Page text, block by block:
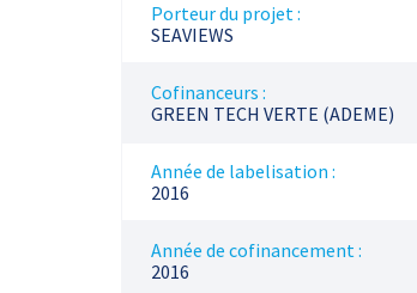
Porteur du projet :
SEAVIEWS
Cofinanceurs :
GREEN TECH VERTE (ADEME)
Année de labelisation :
2016
Année de cofinancement :
2016